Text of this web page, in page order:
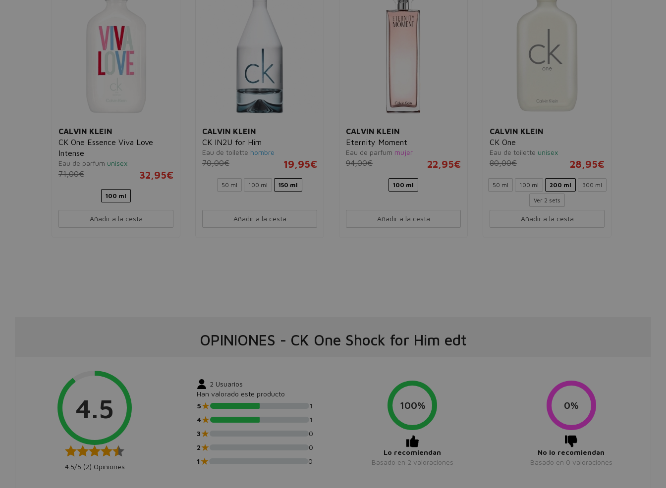
CALVIN KLEIN
CK One Essence Viva Love
Intense
Eau de parfum unisex
71,00€ 32,95€
100 ml
Añadir a la cesta
CALVIN KLEIN
CK IN2U for Him
Eau de toilette hombre
70,00€ 19,95€
50 ml 100 ml 150 ml
Añadir a la cesta
CALVIN KLEIN
Eternity Moment
Eau de parfum mujer
94,00€ 22,95€
100 ml
Añadir a la cesta
CALVIN KLEIN
CK One
Eau de toilette unisex
80,00€ 28,95€
50 ml 100 ml 200 ml 300 ml
Ver 2 sets
Añadir a la cesta
OPINIONES - CK One Shock for Him edt
4.5
4.5/5 (2) Opiniones
2 Usuarios
Han valorado este producto
5★
1
4★
1
3★
0
2★
0
1★ 0
100%
Lo recomiendan
Basado en 2 valoraciones
0%
No lo recomiendan
Basado en 0 valoraciones